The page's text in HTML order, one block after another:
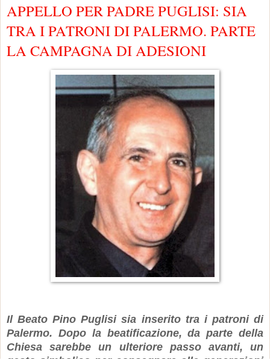
APPELLO PER PADRE PUGLISI: SIA
TRA I PATRONI DI PALERMO. PARTE
LA CAMPAGNA DI ADESIONI
Il Beato Pino Puglisi sia inserito tra i patroni di
Palermo. Dopo la beatificazione, da parte della
Chiesa sarebbe un ulteriore passo avanti, un